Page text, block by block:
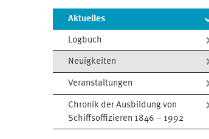
Aktuelles
Logbuch
Neuigkeiten
Veranstaltungen
Chronik der Ausbildung von
Schiffsoffizieren 1846 – 1992